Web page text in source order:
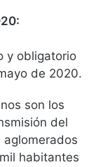
y obligatorio
de 2020.
son los
del
habitantes